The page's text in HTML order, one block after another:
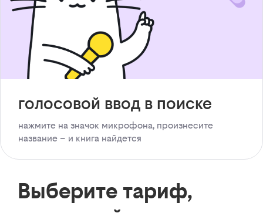
голосовой ввод в поиске
нажмите на значок микрофона, произнесите
название – и книга найдется
Выберите тариф,